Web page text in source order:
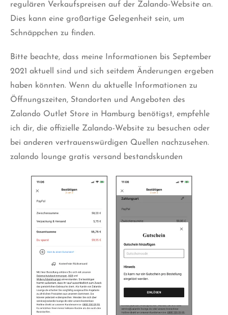
regulären Verkaufspreisen auf der Zalando-Website an.
Dies kann eine großartige Gelegenheit sein, um
Schnäppchen zu finden.
Bitte beachte, dass meine Informationen bis September
2021 aktuell sind und sich seitdem Änderungen ergeben
haben könnten. Wenn du aktuelle Informationen zu
Öffnungszeiten, Standorten und Angeboten des
Zalando Outlet Store in Hamburg benötigst, empfehle
ich dir, die offizielle Zalando-Website zu besuchen oder
bei anderen vertrauenswürdigen Quellen nachzusehen.
zalando lounge gratis versand bestandskunden